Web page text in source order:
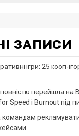
ЗАПИСИ
ігри: 25 кооп-
перейшла на
Speed і Burnout під
командам рекламувати